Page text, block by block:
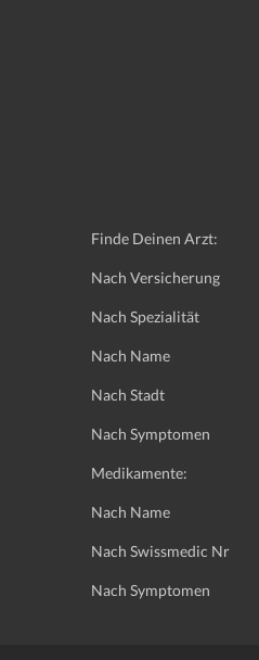
Finde Deinen Arzt:
Nach Versicherung
Nach Spezialität
Nach Name
Nach Stadt
Nach Symptomen
Medikamente:
Nach Name
Nach Swissmedic Nr
Nach Symptomen